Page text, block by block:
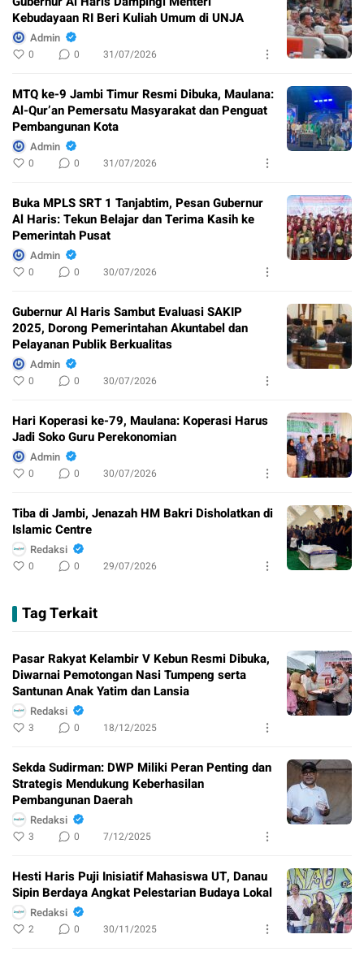
Kebudayaan RI Beri Kuliah Umum di UNJA
Admin
0 0 31/07/2026
MTQ ke-9 Jambi Timur Resmi Dibuka, Maulana:
Al-Qur’an Pemersatu Masyarakat dan Penguat
Pembangunan Kota
Admin
0 0 31/07/2026
Buka MPLS SRT 1 Tanjabtim, Pesan Gubernur
Al Haris: Tekun Belajar dan Terima Kasih ke
Pemerintah Pusat
Admin
0 0 30/07/2026
Gubernur Al Haris Sambut Evaluasi SAKIP
2025, Dorong Pemerintahan Akuntabel dan
Pelayanan Publik Berkualitas
Admin
0 0 30/07/2026
Hari Koperasi ke-79, Maulana: Koperasi Harus
Jadi Soko Guru Perekonomian
Admin
0 0 30/07/2026
Tiba di Jambi, Jenazah HM Bakri Disholatkan di
Islamic Centre
Redaksi
0 0 29/07/2026
Tag Terkait
Pasar Rakyat Kelambir V Kebun Resmi Dibuka,
Diwarnai Pemotongan Nasi Tumpeng serta
Santunan Anak Yatim dan Lansia
Redaksi
3 0 18/12/2025
Sekda Sudirman: DWP Miliki Peran Penting dan
Strategis Mendukung Keberhasilan
Pembangunan Daerah
Redaksi
3 0 7/12/2025
Hesti Haris Puji Inisiatif Mahasiswa UT, Danau
Sipin Berdaya Angkat Pelestarian Budaya Lokal
Redaksi
2 0 30/11/2025